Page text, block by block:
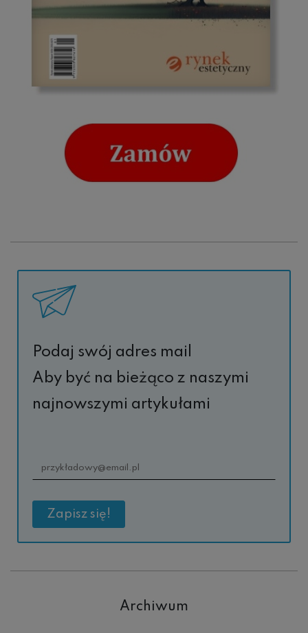
Podaj swój adres mail
Aby być na bieżąco z naszymi
najnowszymi artykułami
Archiwum
Archiwum